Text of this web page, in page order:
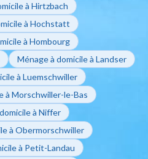
à Hirtzbach
à Hochstatt
à Hombourg
Ménage à domicile à Landser
à Luemschwiller
à Morschwiller-le-Bas
à Niffer
à Obermorschwiller
à Petit-Landau